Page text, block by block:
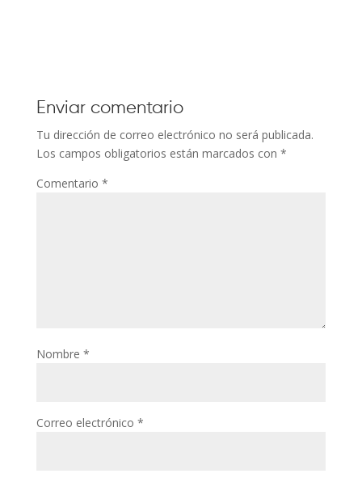
Enviar comentario
Tu dirección de correo electrónico no será publicada.
Los campos obligatorios están marcados con *
Comentario *
Nombre *
Correo electrónico *